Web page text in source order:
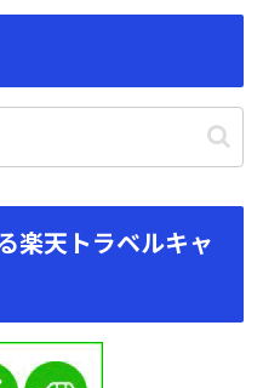
楽天トラベルキャ